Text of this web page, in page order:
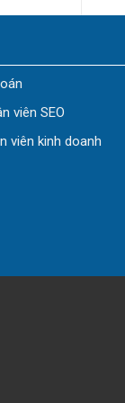
viên SEO
viên kinh doanh